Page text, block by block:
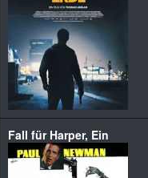
Fall für Harper, Ein